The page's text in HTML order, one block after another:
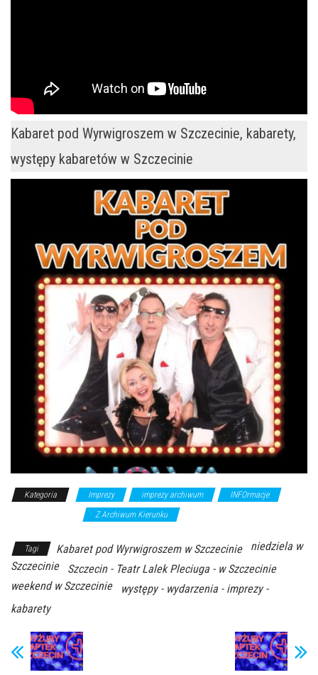
Kabaret pod Wyrwigroszem w Szczecinie, kabarety,
występy kabaretów w Szczecinie
Kategoria Imprezy imprezy archiwum
INFOrmacje
Z Archiwum Kierunku
Tagi Kabaret pod Wyrwigroszem w Szczecinie
niedziela w
Szczecinie
Szczecin - Teatr Lalek Pleciuga - w Szczecinie
weekend w Szczecinie
występy - wydarzenia - imprezy -
kabarety